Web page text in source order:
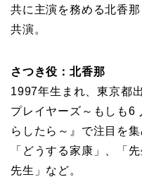
共に主演を務める北香
共演。
さつき役：北香那
1997年生まれ、東京都
プレイヤーズ～もしも6
らしたら～』で注目を
「どうする家康」、「
先生」など。